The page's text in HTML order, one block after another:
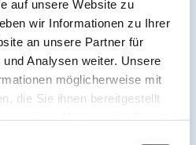
auf unsere Website zu
wir Informationen zu Ihrer
an unsere Partner für
Analysen weiter. Unsere
möglicherweise mit
die Sie ihnen bereitgestellt